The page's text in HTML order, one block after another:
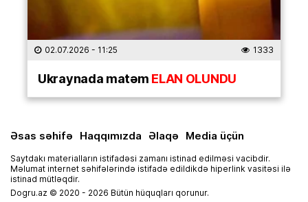
02.07.2026 - 11:25 1333
Ukraynada matəmELAN OLUNDU
Əsas səhifə Haqqımızda Əlaqə Media üçün
Saytdakı materialların istifadəsi zamanı istinad edilməsi vacibdir.
Məlumat internet səhifələrində istifadə edildikdə hiperlink vasitəsi ilə
istinad mütləqdir.
Dogru.az © 2020 - 2026 Bütün hüquqları qorunur.